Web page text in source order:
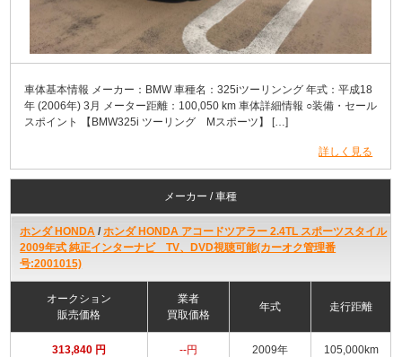
車体基本情報 メーカー：BMW 車種名：325iツーリンング 年式：平成18
年 (2006年) 3月 メーター距離：100,050 km 車体詳細情報 ○装備・セール
スポイント 【BMW325i ツーリング Mスポーツ】 […]
詳しく見る
メーカー / 車種
ホンダ HONDA /ホンダ HONDA アコードツアラー 2.4TL スポーツスタイル
2009年式 純正インターナビ TV、DVD視聴可能(カーオク管理番
号:2001015)
オークション
販売価格
業者
買取価格
年式 走行距離
313,840 円 --円 2009年 105,000km